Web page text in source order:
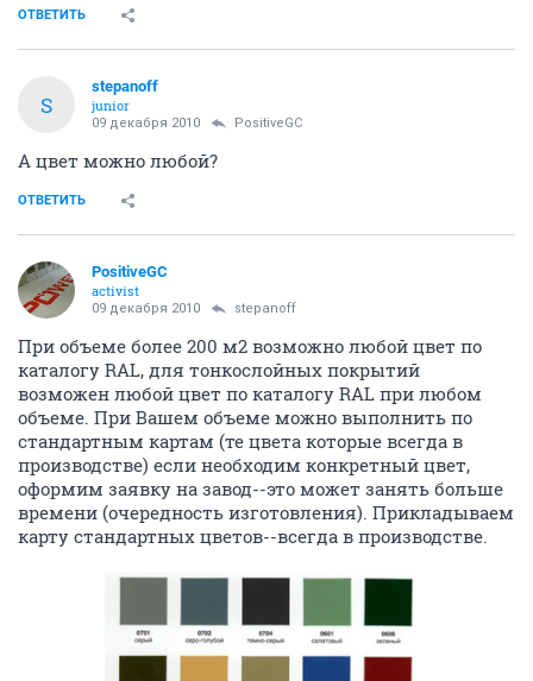
ОТВЕТИТЬ
S
stepanoff
junior
09 декабря 2010 PositiveGC
А цвет можно любой?
ОТВЕТИТЬ
PositiveGC
activist
09 декабря 2010 stepanoff
При объеме более 200 м2 возможно любой цвет по
каталогу RAL, для тонкослойных покрытий
возможен любой цвет по каталогу RAL при любом
объеме. При Вашем объеме можно выполнить по
стандартным картам (те цвета которые всегда в
производстве) если необходим конкретный цвет,
оформим заявку на завод--это может занять больше
времени (очередность изготовления). Прикладываем
карту стандартных цветов--всегда в производстве.